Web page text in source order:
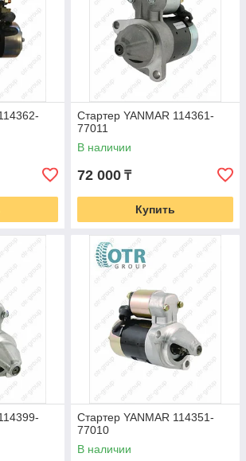
Стартер YANMAR 114361-
77011
В наличии
72 000 ₸
Купить
Стартер YANMAR 114351-
77010
В наличии